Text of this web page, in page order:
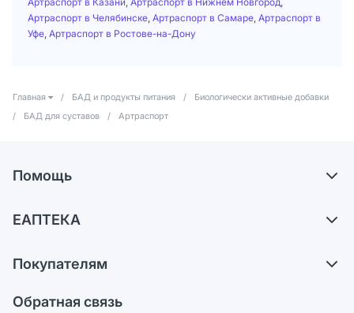
Артраспорт в Челябинске Артраспорт в Самаре Артраспорт в
Уфе Артраспорт в Ростове-на-Дону
Главная / БАД и продукты питания /
Биологически активные добавки
/
БАД для суставов / Артраспорт
Помощь
Самовывоз из аптек
Ответы на вопросы
ЕАПТЕКА
Карьера
Поставщики
Покупателям
Обратная связь